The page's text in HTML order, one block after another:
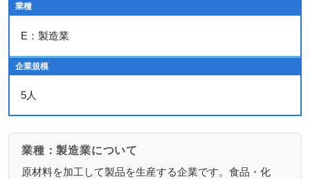
業種
E：製造業
企業規模
5人
業種：製造業について
原材料を加工して製品を生産する企業です。食品・化